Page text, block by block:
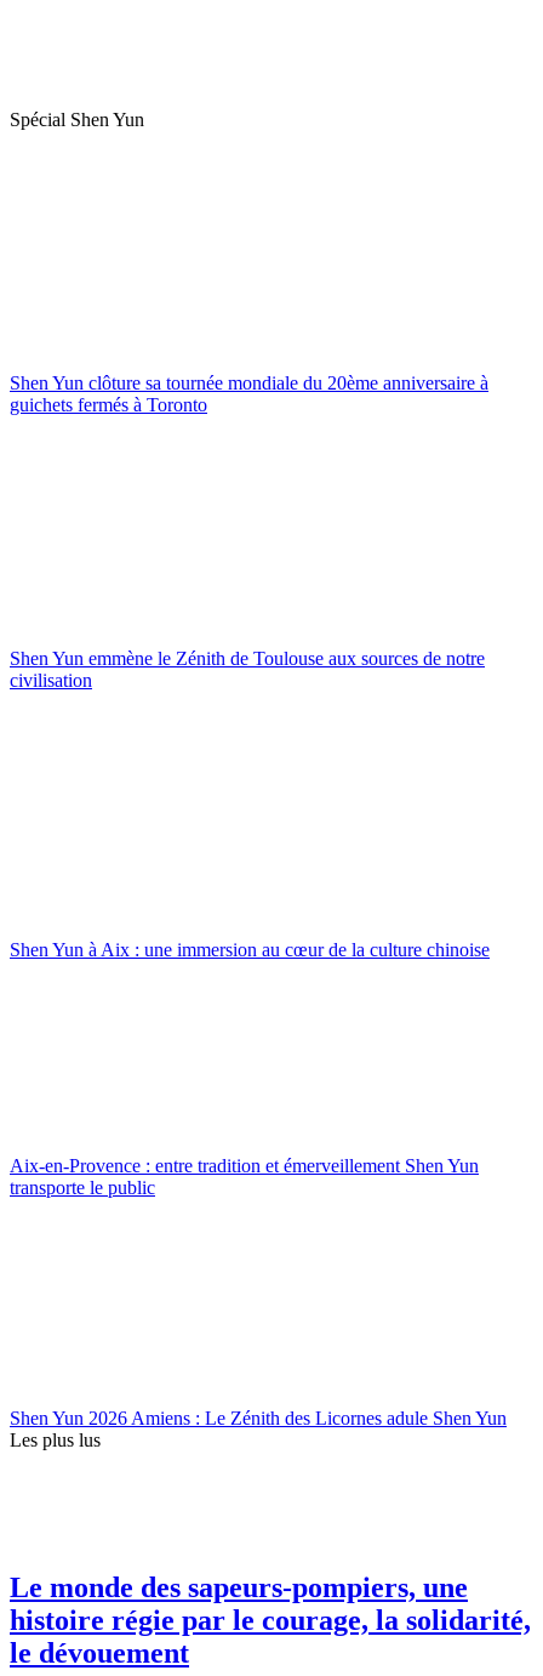
Spécial Shen Yun
Shen Yun clôture sa tournée mondiale du 20ème anniversaire à
guichets fermés à Toronto
Shen Yun emmène le Zénith de Toulouse aux sources de notre
civilisation
Shen Yun à Aix : une immersion au cœur de la culture chinoise
Aix-en-Provence : entre tradition et émerveillement Shen Yun
transporte le public
Shen Yun 2026 Amiens : Le Zénith des Licornes adule Shen Yun
Les plus lus
Le monde des sapeurs-pompiers, une
histoire régie par le courage, la solidarité,
le dévouement